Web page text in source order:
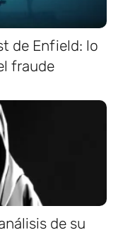
de Enfield: lo
fraude
de su